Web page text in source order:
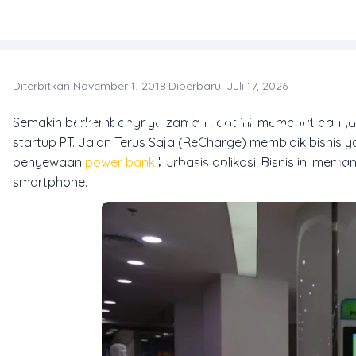
Buka Jasa
Ternyata
Diterbitkan November 1, 2018·Diperbarui Juli 17, 2026
Semakin berkembangnya zaman saat ini, membuat
startup PT. Jalan Terus Saja (ReCharge) membidik
penyewaan power bank berbasis aplikasi. Bisnis ini
smartphone.